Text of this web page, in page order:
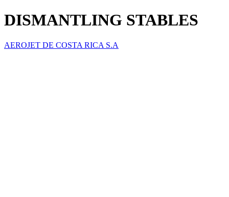
DISMANTLING STABLES
AEROJET DE COSTA RICA S.A